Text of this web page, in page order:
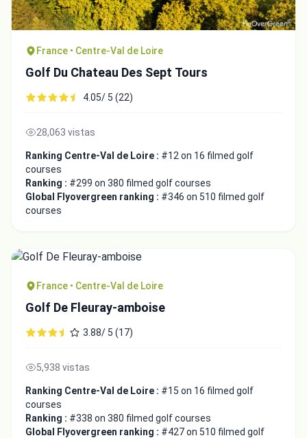
France • Centre-Val de Loire
Golf Du Chateau Des Sept Tours
4.05/ 5 (22)
28,063 vistas
Ranking Centre-Val de Loire : #12 on 16 filmed golf
courses
Ranking : #299 on 380 filmed golf courses
Global Flyovergreen ranking : #346 on 510 filmed golf
courses
France • Centre-Val de Loire
Golf De Fleuray-amboise
3.88/ 5 (17)
5,938 vistas
Ranking Centre-Val de Loire : #15 on 16 filmed golf
courses
Ranking : #338 on 380 filmed golf courses
Global Flyovergreen ranking : #427 on 510 filmed golf